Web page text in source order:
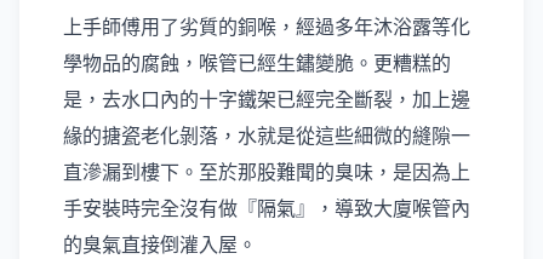
上手師傅用了劣質的銅喉，經過多年沐浴露等化
學物品的腐蝕，喉管已經生鏽變脆。更糟糕的
是，去水口內的十字鐵架已經完全斷裂，加上邊
緣的搪瓷老化剝落，水就是從這些細微的縫隙一
直滲漏到樓下。至於那股難聞的臭味，是因為上
手安裝時完全沒有做『隔氣』，導致大廈喉管內
的臭氣直接倒灌入屋。